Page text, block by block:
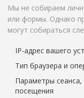
Мы не собираем
или формы. Однако
могут собираться
IP-адрес вашего
Тип браузера и
Параметры
посещения